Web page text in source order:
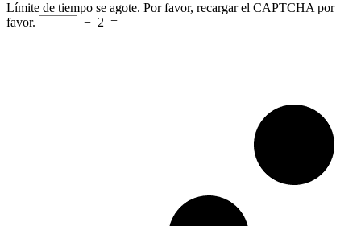
Límite de tiempo se agote. Por favor, recargar el CAPTCHA por
favor.
− 2 =